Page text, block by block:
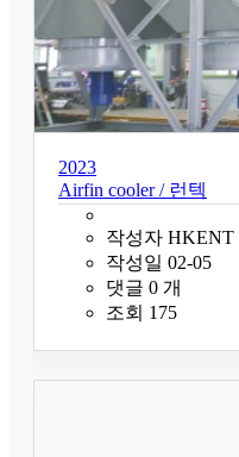
2023
Airfin cooler / 런텍
작성자 HKENT
작성일 02-05
댓글 0 개
조회 175